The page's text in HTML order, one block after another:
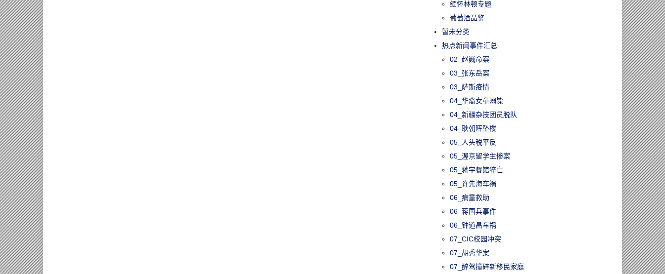
缅怀林顿专题
葡萄酒品鉴
暂未分类
热点新闻事件汇总
02_赵巍命案
03_张东岳案
03_萨斯疫情
04_华裔女童溺毙
04_新疆杂技团员脱队
04_耿朝晖坠楼
05_人头税平反
05_渥京留学生惨案
05_蒋宇餐馆猝亡
05_许先海车祸
06_病童救助
06_蒋国兵事件
06_钟道昌车祸
07_CIC校园冲突
07_胡秀华案
07_醉驾撞碎新移民家庭